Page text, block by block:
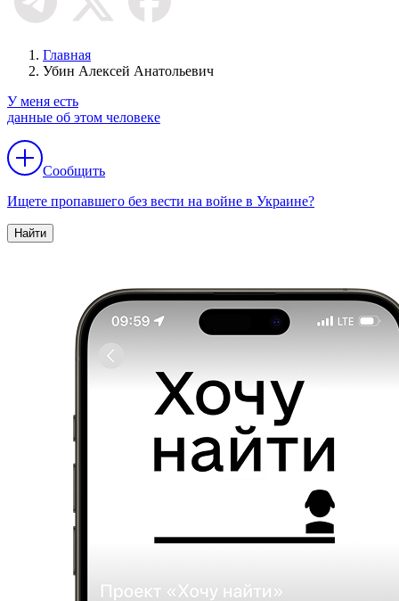
Главная
Убин Алексей Анатольевич
У меня есть
данные об этом человеке
Сообщить
Ищете пропавшего без вести на войне в Украине?
Найти